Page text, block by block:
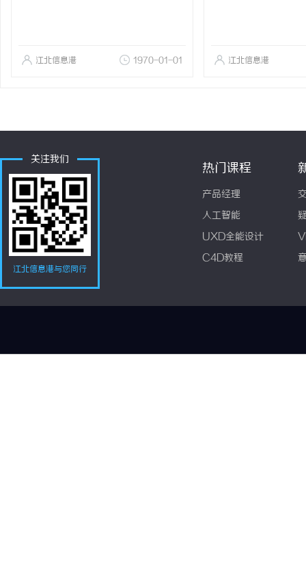
江北信息港 1970-01-01 江北信息港
关注我们
江北信息港与您同行
热门课程
产品经理
人工智能
UXD全能设计
C4D教程